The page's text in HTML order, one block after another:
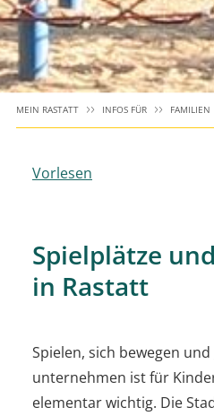
MEIN RASTATT INFOS FÜR FAMILIEN
Vorlesen
Spielplätze
in Rastatt
Spielen, sich bewegen
unternehmen ist für
elementar wichtig. Die